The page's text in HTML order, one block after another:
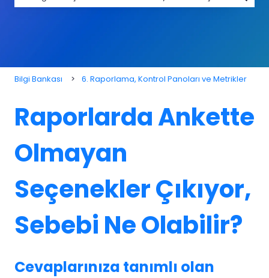
Bilgi Bankası 6. Raporlama, Kontrol Panoları ve Metrikler
Raporlarda Ankette
Olmayan
Seçenekler Çıkıyor,
Sebebi Ne Olabilir?
Cevaplarınıza tanımlı olan